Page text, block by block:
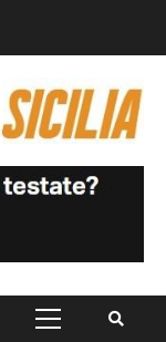
Primary